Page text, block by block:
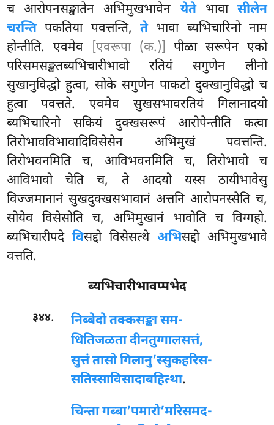
च आरोपनसङ्खातेन अभिमुखभावेन येतेभावा सीलेन
चरन्तिपकतिया पवत्तन्ति, तेभावा ब्यभिचारिनो नाम
होन्तीति. एवमेव
[एवरूपा (क.)]
पीळा सरूपेन एको
परिसमसङ्खतब्यभिचारीभावो रतियं सगुणेन लीनो
सुखानुविद्धो हुत्वा, सोके सगुणेन पाकटो दुक्खानुविद्धो च
हुत्वा पवत्तते. एवमेव सुखसभावरतियं गिलानादयो
ब्यभिचारिनो सकियं दुक्खसरूपं आरोपेन्तीति कत्वा
तिरोभावविभावादिविसेसेन अभिमुखं पवत्तन्ति.
तिरोभवनमिति च, आविभवनमिति च, तिरोभावो च
आविभावो चेति च, ते आदयो यस्स ठायीभावेसु
विज्जमानानं सुखदुक्खसभावानं अत्तनि आरोपनस्सेति च,
सोयेव विसेसोति च, अभिमुखानं भावोति च विग्गहो.
ब्यभिचारीपदेविसद्दो विसेसत्थे अभिसद्दो अभिमुखभावे
वत्तति.
ब्यभिचारीभावप्पभेद
३४४.
निब्बेदो तक्कसङ्का सम-
धितिजळता दीनतुग्गालसत्तं,
सुत्तं तासो गिलानु’स्सुकहरिस-
सतिस्साविसादाबहित्था.
चिन्ता गब्बा’पमारो’मरिसमद-